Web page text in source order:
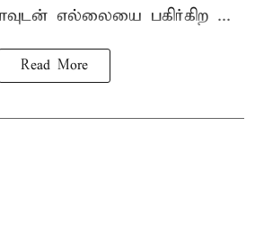
எல்லையை பகிர்கிற ...
Read More